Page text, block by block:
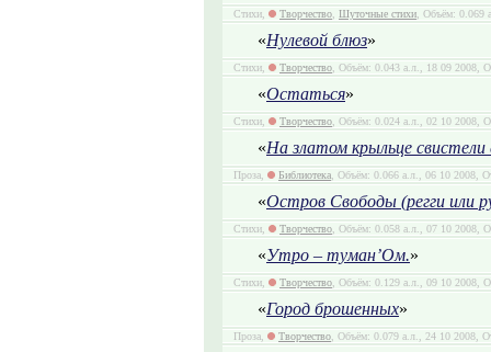
Стихи, Творчество, Шуточные стихи, Объём: 0.069
«Нулевой блюз»
Стихи, Творчество, Объём: 0.043 а.л., 18 09 2008,
«Остаться»
Стихи, Творчество, Объём: 0.024 а.л., 02 10 2008,
«На златом крыльце свистели
Проза, Библиотека, Объём: 0.066 а.л., 06 10 2008,
«Остров Свободы (регги или
Стихи, Творчество, Объём: 0.058 а.л., 07 10 2008,
«Утро – туман’Ом.»
Стихи, Творчество, Объём: 0.129 а.л., 09 10 2008,
«Город брошенных»
Проза, Творчество, Объём: 0.079 а.л., 24 10 2008,